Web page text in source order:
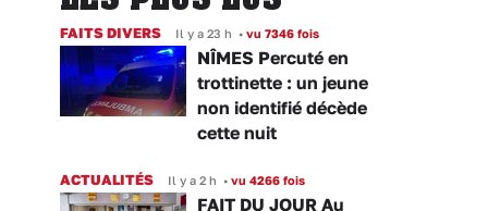
FAITS DIVERS Il y a 23 h • vu 7346 fois
NÎMES Percuté en
trottinette : un jeune
non identifié décède
cette nuit
ACTUALITÉS Il y a 2 h • vu 4266 fois
FAIT DU JOUR Au